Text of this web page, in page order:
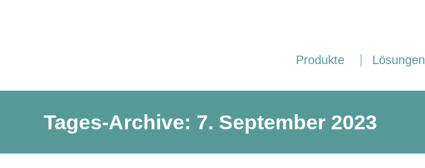
Produkte Lösungen
Tages-Archive: 7. September 2023